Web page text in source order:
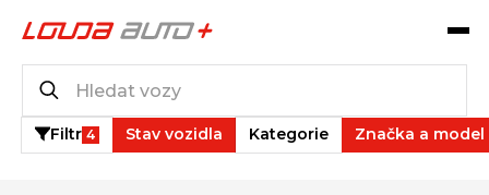
Filtr 4 Stav vozidla Kategorie Značka a model